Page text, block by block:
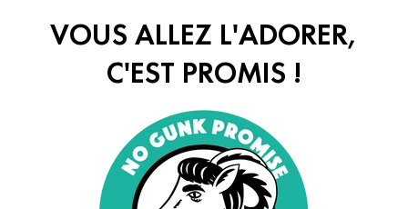
VOUS ALLEZ L'ADORER,
C'EST PROMIS !